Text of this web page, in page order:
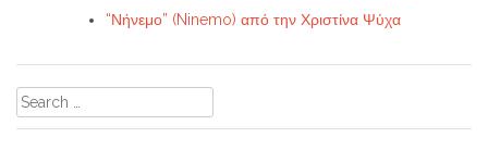
“Νήνεμο” (Ninemo) από την Χριστίνα Ψύχα
Search
for: